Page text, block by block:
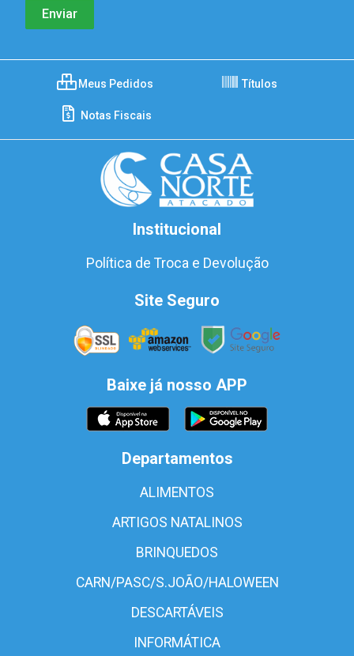
Meus Pedidos Títulos
Notas Fiscais
Institucional
Política de Troca e Devolução
Site Seguro
Baixe já nosso APP
Departamentos
ALIMENTOS
ARTIGOS NATALINOS
BRINQUEDOS
CARN/PASC/S.JOÃO/HALOWEEN
DESCARTÁVEIS
INFORMÁTICA